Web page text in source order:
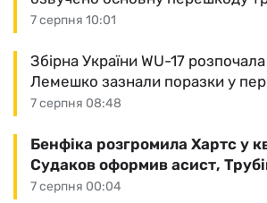
7 серпня 10:01
7 серпня 08:48
Збірна України WU-17 розпочала
Лемешко зазнали поразки у
7 серпня 00:04
Бенфіка розгромила Хартс у
Судаков оформив асист,